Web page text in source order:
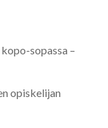
sopassa –
opiskelijan